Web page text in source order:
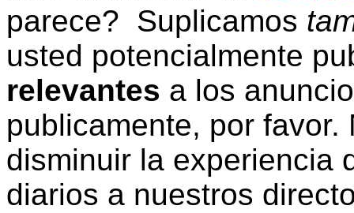
parece? Suplicamos
usted potencialmente
relevantes a los
publicamente, por
disminuir la experiencia
diarios a nuestros